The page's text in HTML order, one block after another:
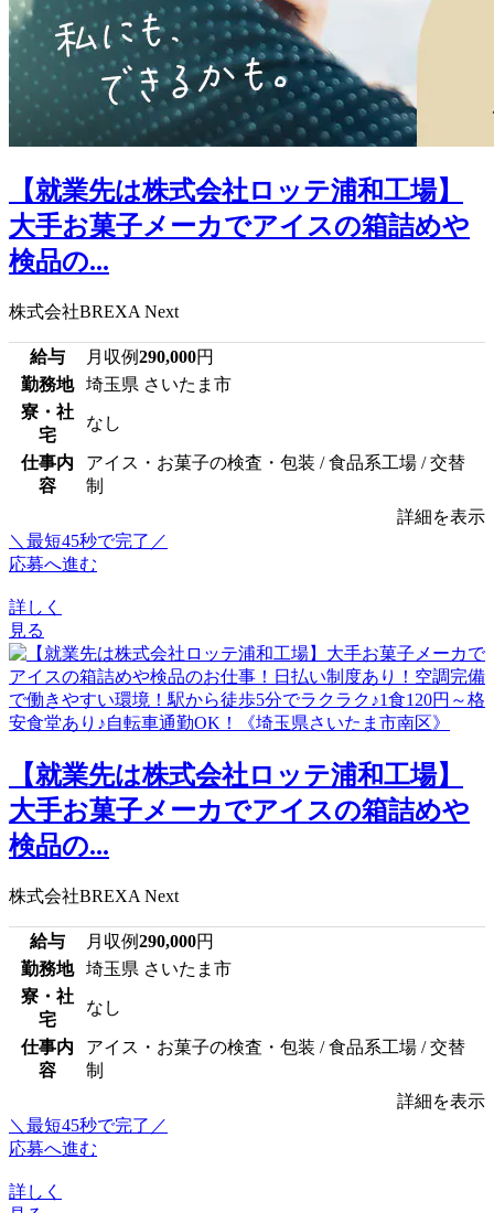
【就業先は株式会社ロッテ浦和工場】
大手お菓子メーカでアイスの箱詰めや
検品の...
株式会社BREXA Next
給与 月収例290,000円
勤務地
埼玉県 さいたま市
寮・社
宅
なし
仕事内
容
アイス・お菓子の検査・包装 / 食品系工場 / 交替
制
詳細を表示
＼最短45秒で完了／
応募へ進む
詳しく
見る
【就業先は株式会社ロッテ浦和工場】
大手お菓子メーカでアイスの箱詰めや
検品の...
株式会社BREXA Next
給与 月収例290,000円
勤務地
埼玉県 さいたま市
寮・社
宅
なし
仕事内
容
アイス・お菓子の検査・包装 / 食品系工場 / 交替
制
詳細を表示
＼最短45秒で完了／
応募へ進む
詳しく